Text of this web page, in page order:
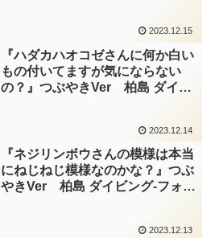
2023.12.15
『ハダカハオコゼさんに何か白い
もの付いてますが気にならない
の？』つぶやきVer 柏島 ダイビ
2023.12.14
『ネジリンボウさんの模様は本当
にねじねじ模様なのかな？』つぶ
やきVer 柏島 ダイビング‐フォ
2023.12.13